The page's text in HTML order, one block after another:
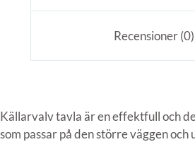
Recensioner (0)
Källarvalv tavla är en effektfull och
som passar på den större väggen och